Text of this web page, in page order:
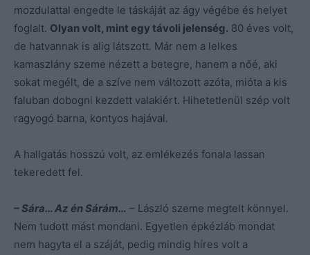
mozdulattal engedte le táskáját az ágy végébe és helyet
foglalt. Olyan volt, mint egy távoli jelenség. 80 éves volt,
de hatvannak is alig látszott. Már nem a lelkes
kamaszlány szeme nézett a betegre, hanem a nőé, aki
sokat megélt, de a szíve nem változott azóta, mióta a kis
faluban dobogni kezdett valakiért. Hihetetlenül szép volt
ragyogó barna, kontyos hajával.
A hallgatás hosszú volt, az emlékezés fonala lassan
tekeredett fel.
– Sára… Az én Sárám… – László szeme megtelt könnyel.
Nem tudott mást mondani. Egyetlen épkézláb mondat
nem hagyta el a száját, pedig mindig híres volt a